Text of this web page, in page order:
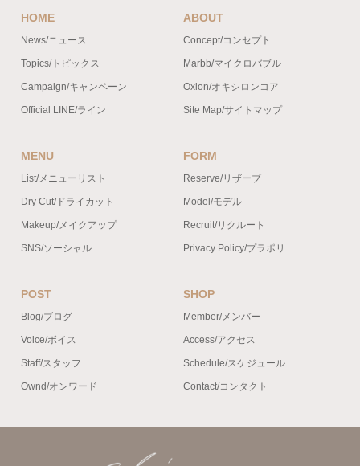
HOME
News/ニュース
Topics/トピックス
Campaign/キャンペーン
Official LINE/ライン
ABOUT
Concept/コンセプト
Marbb/マイクロバブル
Oxlon/オキシロンコア
Site Map/サイトマップ
MENU
List/メニューリスト
Dry Cut/ドライカット
Makeup/メイクアップ
SNS/ソーシャル
FORM
Reserve/リザーブ
Model/モデル
Recruit/リクルート
Privacy Policy/プラポリ
POST
Blog/ブログ
Voice/ボイス
Staff/スタッフ
Ownd/オンワード
SHOP
Member/メンバー
Access/アクセス
Schedule/スケジュール
Contact/コンタクト